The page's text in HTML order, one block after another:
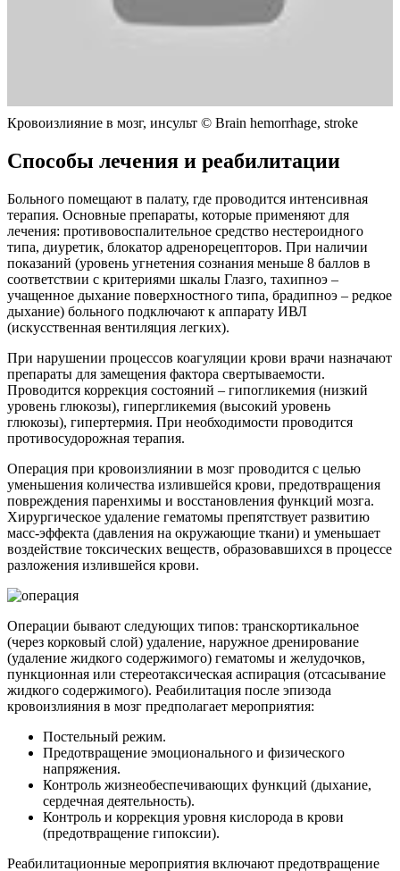
Кровоизлияние в мозг, инсульт © Brain hemorrhage, stroke
Способы лечения и реабилитации
Больного помещают в палату, где проводится интенсивная
терапия. Основные препараты, которые применяют для
лечения: противовоспалительное средство нестероидного
типа, диуретик, блокатор адренорецепторов. При наличии
показаний (уровень угнетения сознания меньше 8 баллов в
соответствии с критериями шкалы Глазго, тахипноэ –
учащенное дыхание поверхностного типа, брадипноэ – редкое
дыхание) больного подключают к аппарату ИВЛ
(искусственная вентиляция легких).
При нарушении процессов коагуляции крови врачи назначают
препараты для замещения фактора свертываемости.
Проводится коррекция состояний – гипогликемия (низкий
уровень глюкозы), гипергликемия (высокий уровень
глюкозы), гипертермия. При необходимости проводится
противосудорожная терапия.
Операция при кровоизлиянии в мозг проводится с целью
уменьшения количества излившейся крови, предотвращения
повреждения паренхимы и восстановления функций мозга.
Хирургическое удаление гематомы препятствует развитию
масс-эффекта (давления на окружающие ткани) и уменьшает
воздействие токсических веществ, образовавшихся в процессе
разложения излившейся крови.
Операции бывают следующих типов: транскортикальное
(через корковый слой) удаление, наружное дренирование
(удаление жидкого содержимого) гематомы и желудочков,
пункционная или стереотаксическая аспирация (отсасывание
жидкого содержимого). Реабилитация после эпизода
кровоизлияния в мозг предполагает мероприятия:
Постельный режим.
Предотвращение эмоционального и физического
напряжения.
Контроль жизнеобеспечивающих функций (дыхание,
сердечная деятельность).
Контроль и коррекция уровня кислорода в крови
(предотвращение гипоксии).
Реабилитационные мероприятия включают предотвращение